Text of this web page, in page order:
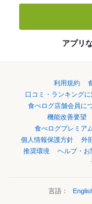
アプリ
利用規約
口コミ・ランキング
食べログ店舗会員に
機能改善要望
食べログプレミア
個人情報保護方針
外
推奨環境
ヘルプ・お
言語：